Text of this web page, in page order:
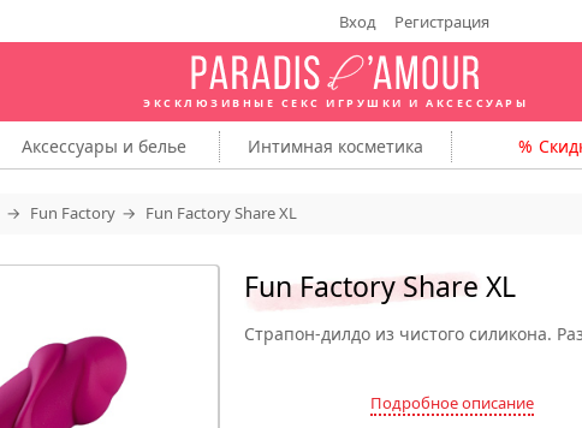
Вход Регистрация
ЭКСКЛЮЗИВНЫЕ СЕКС ИГРУШКИ И АКСЕССУАРЫ
Аксессуары и белье Интимная косметика
Fun Factory Fun Factory Share XL
Fun Factory Share XL
Страпон-дилдо из чистого силикона.
Подробное описание